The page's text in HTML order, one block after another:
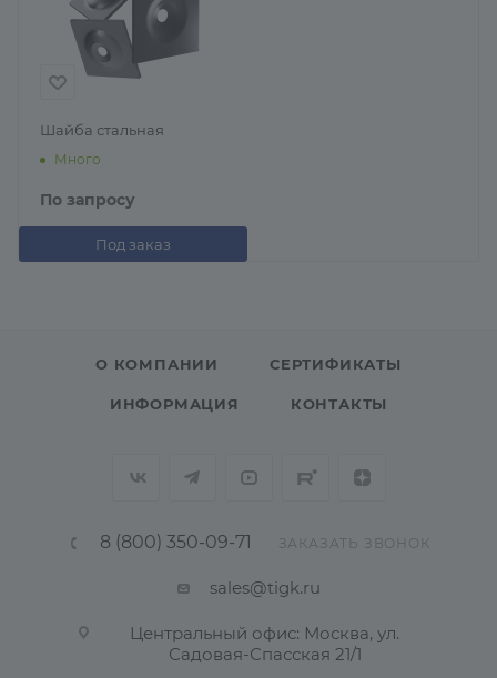
Шайба стальная
Много
По запросу
Под заказ
О КОМПАНИИ СЕРТИФИКАТЫ
ИНФОРМАЦИЯ КОНТАКТЫ
8 (800) 350-09-71 ЗАКАЗАТЬ ЗВОНОК
sales@tigk.ru
Центральный офис: Москва, ул.
Садовая-Спасская 21/1